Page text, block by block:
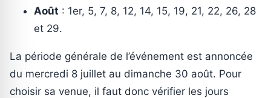
Août : 1er, 5, 7, 8, 12, 14, 15, 19, 21, 22, 26, 28
et 29.
La période générale de l’événement est annoncée
du mercredi 8 juillet au dimanche 30 août. Pour
choisir sa venue, il faut donc vérifier les jours